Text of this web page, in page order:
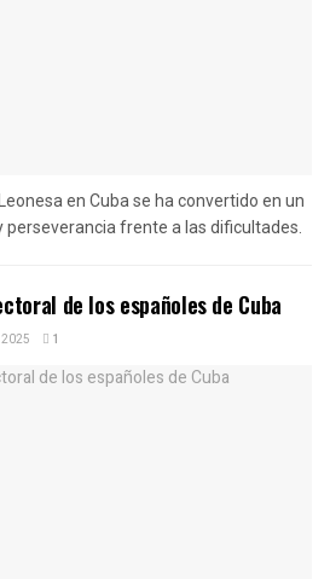
en Cuba se ha convertido en un
frente a las dificultades.
de los españoles de Cuba
2025 1